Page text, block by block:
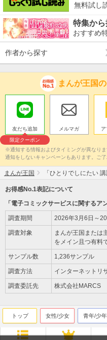
無料試し
特集か
おすすめ
作者から探す
まんが王国
友だち追加
限定クーポン
メルマガ
※通知する情報およびタイミングが異なり
通知をしないキャンペーンもあります。ご了
まんが王国 「ひとりでしにたい
お得感No.1表記について
「電子コミックサービスに関するア
調査期間 2026年3月6日～
調査対象
まんが王国または
をメイン且つ有料
サンプル数 1,236サンプル
調査方法 インターネットリ
調査委託先 株式会社MARCS
トップ 女性/少女 青年/少年